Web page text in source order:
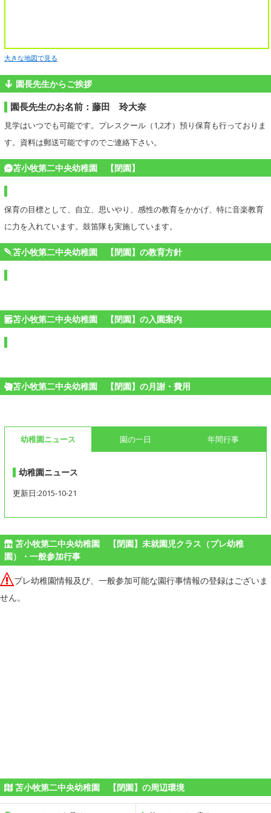
大きな地図で見る
園長先生からご挨拶
園長先生のお名前：藤田 玲大奈
見学はいつでも可能です。プレスクール（1,2才）預り保育も行っておりま
す。資料は郵送可能ですのでご連絡下さい。
苫小牧第二中央幼稚園 【閉園】
保育の目標として、自立、思いやり、感性の教育をかかげ、特に音楽教育
に力を入れています。鼓笛隊も実施しています。
苫小牧第二中央幼稚園 【閉園】の教育方針
苫小牧第二中央幼稚園 【閉園】の入園案内
苫小牧第二中央幼稚園 【閉園】の月謝・費用
幼稚園ニュース 園の一日 年間行事
幼稚園ニュース
更新日:2015-10-21
苫小牧第二中央幼稚園 【閉園】未就園児クラス（プレ幼稚
園）・一般参加行事
プレ幼稚園情報及び、一般参加可能な園行事情報の登録はございま
せん。
苫小牧第二中央幼稚園 【閉園】の周辺環境